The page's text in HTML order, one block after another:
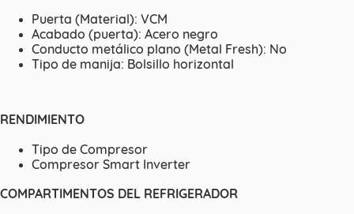
Puerta (Material): VCM
Acabado (puerta): Acero negro
Conducto metálico plano (Metal Fresh): No
Tipo de manija: Bolsillo horizontal
RENDIMIENTO
Tipo de Compresor
Compresor Smart Inverter
COMPARTIMENTOS DEL REFRIGERADOR